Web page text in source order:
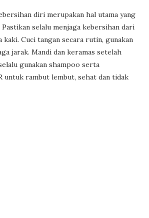
diri merupakan hal utama yang
selalu menjaga kebersihan dari
kaki. Cuci tangan secara rutin, gunakan
jarak. Mandi dan keramas setelah
gunakan shampoo serta
untuk rambut lembut, sehat dan tidak